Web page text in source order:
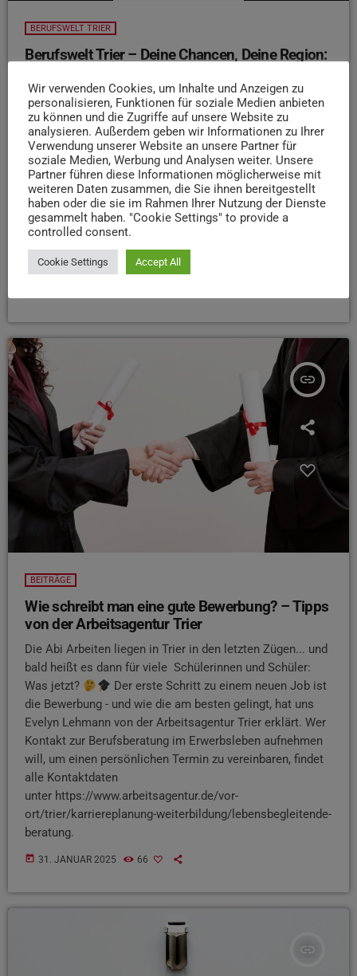
BERUFSWELT TRIER
Berufswelt Trier – Deine Chancen, Deine Region:
Berufswelt Trier – Deine Chancen, Deine Region: Folge 1
Die Schule ist fast vorbei – und die Frage „Was kommt
jetzt?“ beschäftigt viele junge Menschen. Ausbildung,
Studium, FSJ oder erstmal was ganz anderes?
ersten Folge unserer Sommerserie nimmt Franzi euch mit
auf die Suche nach Antworten. Zusammen mit
Expert:innen der Agentur für Arbeit Trier und jungen
Leuten, die gerade mitten in der Entscheidung stecken,
und wie ihr euren Weg finden […]
insert_link
BEITRÄGE
Wie schreibt man eine gute Bewerbung? – Tipps
von der Arbeitsagentur Trier
Die Abi Arbeiten liegen in Trier in den letzten Zügen... und
bald heißt es dann für viele Schülerinnen und Schüler:
Was jetzt?
Der erste Schritt zu einem neuen Job ist
die Bewerbung - und wie die am besten gelingt, hat uns
Evelyn Lehmann von der Arbeitsagentur Trier erklärt. Wer
Kontakt zur Berufsberatung im Erwerbsleben aufnehmen
will, um einen persönlichen Termin zu vereinbaren, findet
alle Kontaktdaten
unter https://www.arbeitsagentur.de/vor-
ort/trier/karriereplanung-weiterbildung/lebensbegleitende-
beratung.
today 31. JANUAR 2025 66
insert_link
Wir verwenden Cookies, um Inhalte und Anzeigen zu
personalisieren, Funktionen für soziale Medien anbieten
zu können und die Zugriffe auf unsere Website zu
analysieren. Außerdem geben wir Informationen zu Ihrer
Verwendung unserer Website an unsere Partner für
soziale Medien, Werbung und Analysen weiter. Unsere
Partner führen diese Informationen möglicherweise mit
weiteren Daten zusammen, die Sie ihnen bereitgestellt
haben oder die sie im Rahmen Ihrer Nutzung der Dienste
gesammelt haben. "Cookie Settings" to provide a
controlled consent.
Cookie Settings Accept All